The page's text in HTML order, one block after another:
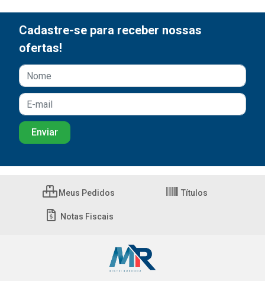
Cadastre-se para receber nossas
ofertas!
Meus Pedidos Títulos
Notas Fiscais